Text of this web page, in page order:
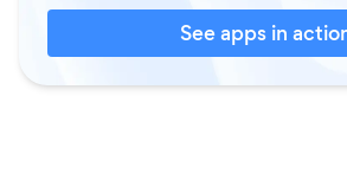
See apps in